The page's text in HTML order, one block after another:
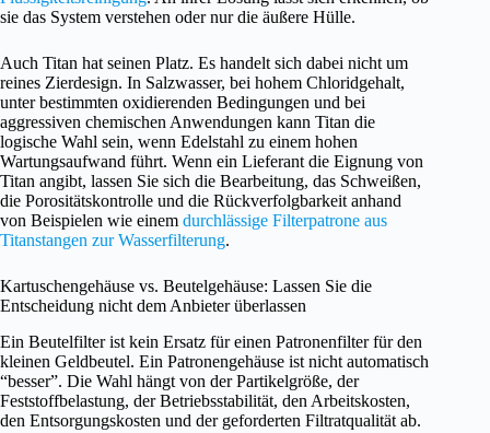
sie das System verstehen oder nur die äußere Hülle.
Auch Titan hat seinen Platz. Es handelt sich dabei nicht um
reines Zierdesign. In Salzwasser, bei hohem Chloridgehalt,
unter bestimmten oxidierenden Bedingungen und bei
aggressiven chemischen Anwendungen kann Titan die
logische Wahl sein, wenn Edelstahl zu einem hohen
Wartungsaufwand führt. Wenn ein Lieferant die Eignung von
Titan angibt, lassen Sie sich die Bearbeitung, das Schweißen,
die Porositätskontrolle und die Rückverfolgbarkeit anhand
von Beispielen wie einem durchlässige Filterpatrone aus
Titanstangen zur Wasserfilterung.
Kartuschengehäuse vs. Beutelgehäuse: Lassen Sie die
Entscheidung nicht dem Anbieter überlassen
Ein Beutelfilter ist kein Ersatz für einen Patronenfilter für den
kleinen Geldbeutel. Ein Patronengehäuse ist nicht automatisch
“besser”. Die Wahl hängt von der Partikelgröße, der
Feststoffbelastung, der Betriebsstabilität, den Arbeitskosten,
den Entsorgungskosten und der geforderten Filtratqualität ab.